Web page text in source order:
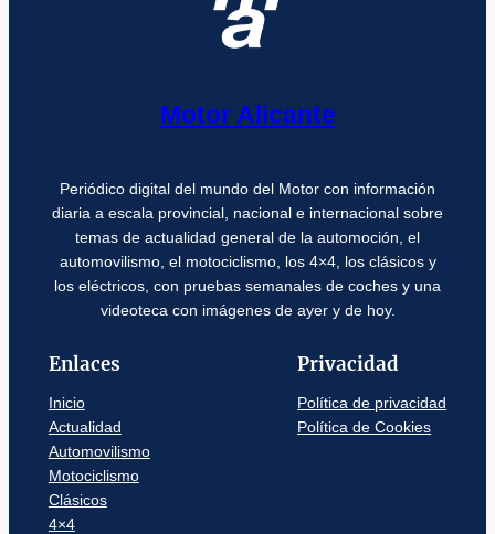
Motor Alicante
Periódico digital del mundo del Motor con información
diaria a escala provincial, nacional e internacional sobre
temas de actualidad general de la automoción, el
automovilismo, el motociclismo, los 4×4, los clásicos y
los eléctricos, con pruebas semanales de coches y una
videoteca con imágenes de ayer y de hoy.
Enlaces
Inicio
Actualidad
Automovilismo
Motociclismo
Clásicos
4×4
Privacidad
Política de privacidad
Política de Cookies